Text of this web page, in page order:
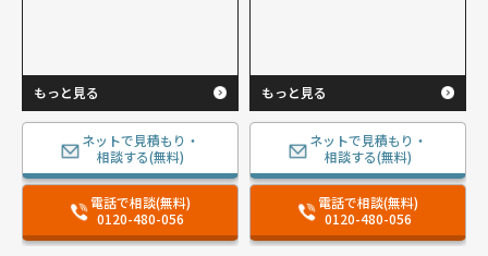
もっと見る
ネットで見積もり・
相談する(無料)
電話で相談(無料)
0120-480-056
もっと見る
ネットで見積もり・
相談する(無料)
電話で相談(無料)
0120-480-056